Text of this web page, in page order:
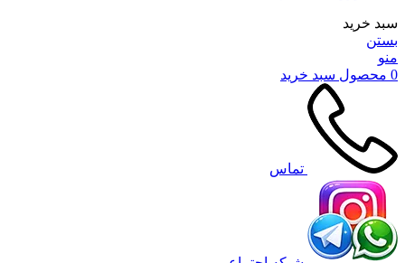
سبد خرید
بستن
منو
0 محصول سبد خرید
تماس